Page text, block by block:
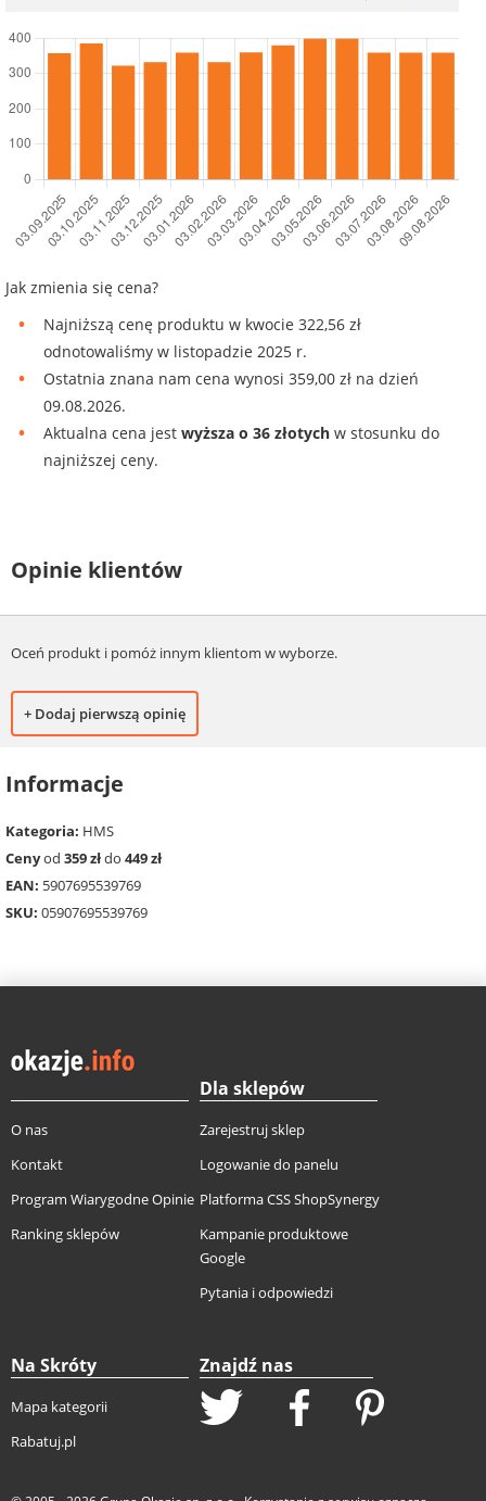
Jak zmienia się cena?
Najniższą cenę produktu w kwocie 322,56 zł
odnotowaliśmy w listopadzie 2025 r.
Ostatnia znana nam cena wynosi 359,00 zł na dzień
09.08.2026.
Aktualna cena jest wyższa o 36 złotych w stosunku do
najniższej ceny.
Opinie klientów
Oceń produkt i pomóż innym klientom w wyborze.
+ Dodaj pierwszą opinię
Informacje
Kategoria: HMS
Cenyod 359 złdo 449 zł
EAN: 5907695539769
SKU: 05907695539769
O nas
Kontakt
Program Wiarygodne Opinie
Ranking sklepów
Dla sklepów
Zarejestruj sklep
Logowanie do panelu
Platforma CSS ShopSynergy
Kampanie produktowe
Google
Pytania i odpowiedzi
Na Skróty
Mapa kategorii
Rabatuj.pl
Znajdź nas